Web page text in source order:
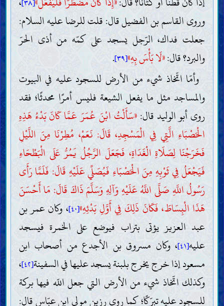
وروى القاسم بن الفضيل قال: قلت للرضا عليه السلام:
جعلت فداك، الرّجل يسجد على كمّه من أذى الحرّ
والبرد؟ قال:«لَا بَأْسَ بِهِ»[٣٩]
.
وأمّا اتّخاذ شيء من الأرض للسجود عليه في البيوت
والمساجد مثل ما يفعل الشيعة فليس أمرًا محدثًا؛ فقد
روى أبو الوليد قال:«سَأَلْتُ ابْنَ عُمَرَ عَمَّا كَانَ بَدْءُ هَذِهِ
الْحَصْبَاءِ الَّتِي فِي الْمَسْجِدِ، قَالَ: نَعَمْ، مُطِرْنَا مِنَ اللَّيْلِ
فَخَرَجْنَا لِصَلَاةِ الْغَدَاةِ، فَجَعَلَ الرَّجُلُ يَمُرُّ عَلَى الْبَطْحَاءِ
فَيَجْعَلُ فِي ثَوْبِهِ مِنَ الْحَصْبَاءِ فَيُصَلِّي عَلَيْهِ قَالَ: فَلَمَّا رَأَى
رَسُولُ اللَّهِ صَلَّى اللَّهُ عَلَيْهِ وَآلِهِ وَسَلَّمَ ذَاكَ قَالَ: مَا أَحْسَنَ
هَذَا الْبِسَاطَ، فَكَانَ ذَلِكَ فِي أَوَّلِ بَدْئِهِ»[٤٠] ، وكان عمر بن
عبد العزيز يؤتى بتراب فيوضع على الخمرة فيسجد
عليه[٤١] ، وكان مسروق بن الأجدع من أصحاب ابن
مسعود إذا خرج يخرج بلبنة يسجد عليها في السفينة[٤٢]
،
وكذلك اتّخاذ شيء من الأرض التي جعل اللّه فيها بركة
للسجود عليه تبرّكًا؛ كما روى رزين مولى ابن عبّاس قال: